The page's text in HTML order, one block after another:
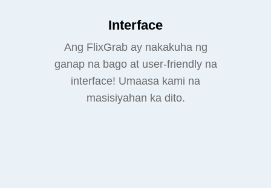
Interface
Ang FlixGrab ay nakakuha ng
ganap na bago at user-friendly na
interface! Umaasa kami na
masisiyahan ka dito.